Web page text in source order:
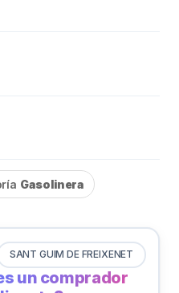
Gasolinera
SANT GUIM DE FREIXENET
un comprador